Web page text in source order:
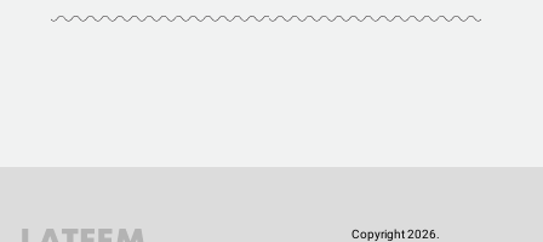
Copyright 2026.